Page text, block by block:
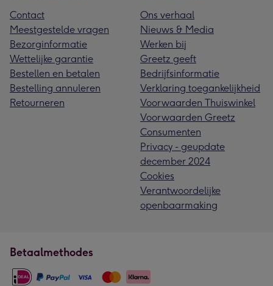
Contact
Meestgestelde vragen
Bezorginformatie
Wettelijke garantie
Bestellen en betalen
Bestelling annuleren
Retourneren
Ons verhaal
Nieuws & Media
Werken bij
Greetz geeft
Bedrijfsinformatie
Verklaring toegankelijkheid
Voorwaarden Thuiswinkel
Voorwaarden Greetz
Consumenten
Privacy - geupdate
december 2024
Cookies
Verantwoordelijke
openbaarmaking
Betaalmethodes